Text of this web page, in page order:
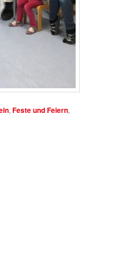
,Feste und Feiern,